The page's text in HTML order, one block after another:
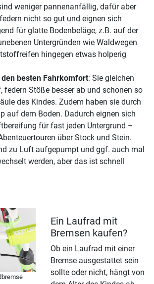
weniger pannenanfällig, dafür aber
nicht so gut und eignen sich
für glatte Bodenbeläge, z.B. auf der
Untergründen wie Waldwegen
hingegen etwas holperig
besten Fahrkomfort: Sie gleichen
federn Stöße besser ab und schonen so
des Kindes. Zudem haben sie durch
auf dem Boden. Dadurch eignen sich
für fast jeden Untergrund –
über Stock und Stein.
zu Luft aufgepumpt und ggf. auch mal
werden, aber das ist schnell
Ein Laufrad mit
Bremsen kaufen?
Ob ein Laufrad mit einer
Bremse ausgestattet sein
sollte oder nicht, hängt von